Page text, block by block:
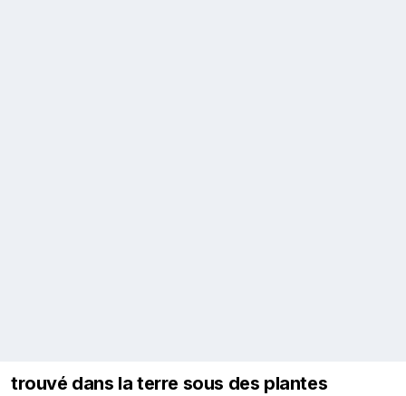
trouvé dans la terre sous des plantes